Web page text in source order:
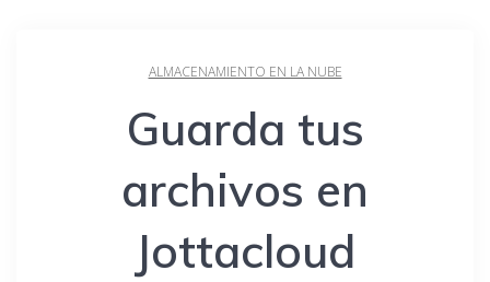
ALMACENAMIENTO EN LA NUBE
Guarda tus
archivos en
Jottacloud